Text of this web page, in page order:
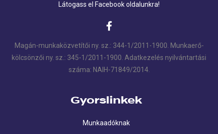
Látogass el Facebook oldalunkra!
Magán-munkaközvetítői ny. sz.: 344-1/2011-1900. Munkaerő-
kölcsönzői ny. sz.: 345-1/2011-1900. Adatkezelés nyilvántartási
száma: NAIH-71849/2014.
Gyorslinkek
Munkaadóknak